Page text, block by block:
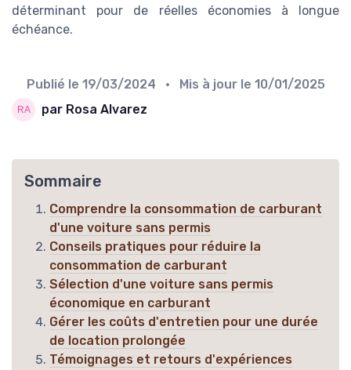
déterminant pour de réelles économies à longue
échéance.
Publié le 19/03/2024 • Mis à jour le 10/01/2025
par Rosa Alvarez
Sommaire
Comprendre la consommation de carburant
d'une voiture sans permis
Conseils pratiques pour réduire la
consommation de carburant
Sélection d'une voiture sans permis
économique en carburant
Gérer les coûts d'entretien pour une durée
de location prolongée
Témoignages et retours d'expériences